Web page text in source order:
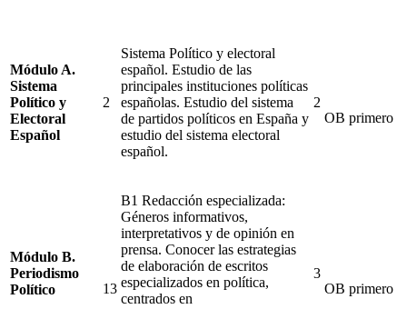
Módulo A.
Sistema
Político y
Electoral
Español
2
Sistema Político y electoral
español. Estudio de las
principales instituciones políticas
españolas. Estudio del sistema
de partidos políticos en España y
estudio del sistema electoral
español.
2
OB primero
Módulo B.
Periodismo
Político
13
B1 Redacción especializada:
Géneros informativos,
interpretativos y de opinión en
prensa. Conocer las estrategias
de elaboración de escritos
especializados en política,
centrados en
3
OB primero